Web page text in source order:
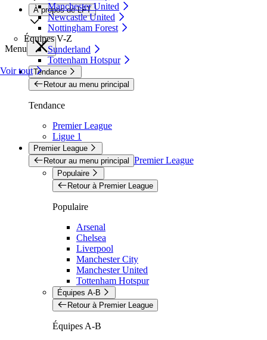
Manchester United
Newcastle United
Nottingham Forest
Équipes V-Z
Sunderland
Tottenham Hotspur
Voir tout
À propos de LFT
Menu
Tendance
Retour au menu principal
Tendance
Premier League
Ligue 1
Premier League
Retour au menu principal Premier League
Populaire
Retour à Premier League
Populaire
Arsenal
Chelsea
Liverpool
Manchester City
Manchester United
Tottenham Hotspur
Équipes A-B
Retour à Premier League
Équipes A-B